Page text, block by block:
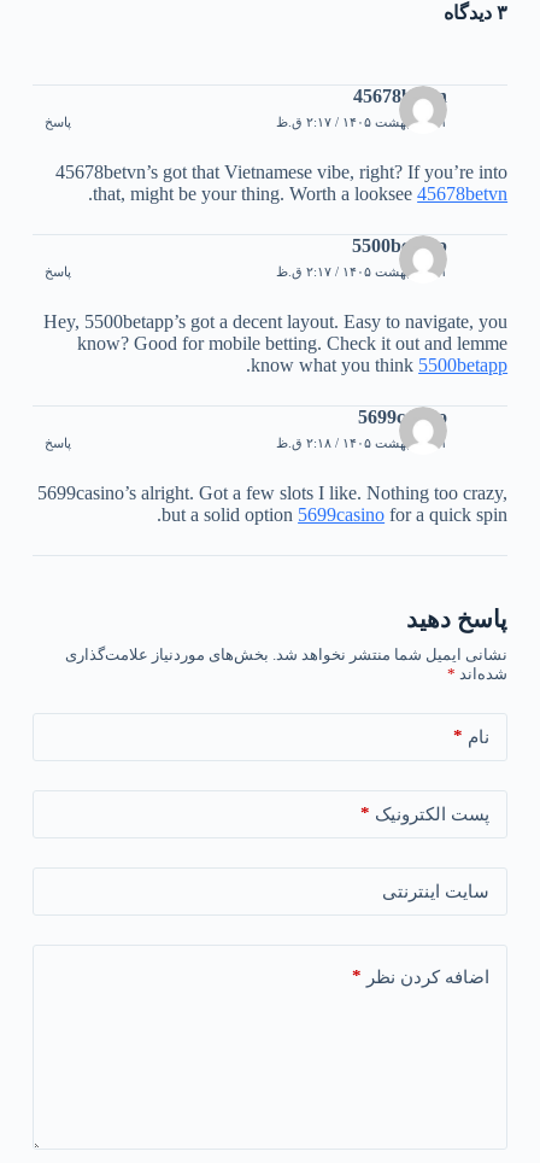
۳ دیدگاه
45678betvn
۱۱ اردیبهشت ۱۴۰۵ / ۲:۱۷ ق.ظ پاسخ
45678betvn’s got that Vietnamese vibe, right? If you’re into
that, might be your thing. Worth a looksee45678betvn
.
5500betapp
۱۱ اردیبهشت ۱۴۰۵ / ۲:۱۷ ق.ظ پاسخ
Hey, 5500betapp’s got a decent layout. Easy to navigate, you
know? Good for mobile betting. Check it out and lemme
know what you think 5500betapp
.
5699casino
۱۱ اردیبهشت ۱۴۰۵ / ۲:۱۸ ق.ظ پاسخ
5699casino’s alright. Got a few slots I like. Nothing too crazy,
but a solid option 5699casino for a quick spin.
پاسخ دهید
نشانی ایمیل شما منتشر نخواهد شد. بخش‌های موردنیاز علامت‌گذاری
شده‌اند *
نام *
پست الکترونیک *
سایت اینترنتی
اضافه کردن نظر *